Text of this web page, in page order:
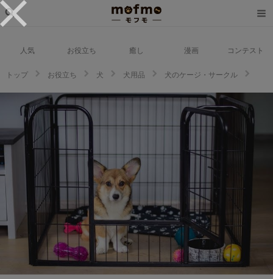
人気 お役立ち 癒し 漫画 コンテスト
トップ お役立ち 犬 犬用品
犬のケージ・サークル
の留守番の対処法！